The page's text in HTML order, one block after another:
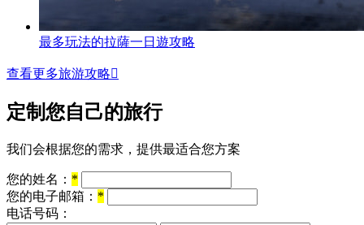
最多玩法的拉薩一日遊攻略
查看更多旅游攻略
定制您自己的旅行
我们会根据您的需求，提供最适合您方案
您的姓名： *
您的电子邮箱： *
电话号码：